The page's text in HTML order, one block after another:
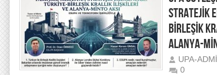
STRATEJİK
BİRLEŞİK
ALANYA-
UPA-
0